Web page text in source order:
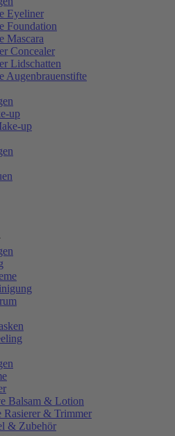
Eyeliner
Foundation
Mascara
Concealer
Lidschatten
Augenbrauenstifte
up
up
Balsam & Lotion
Rasierer & Trimmer
& Zubehör